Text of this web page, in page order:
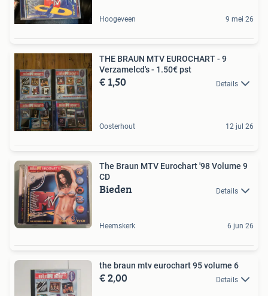
Hoogeveen 9 mei 26
THE BRAUN MTV EUROCHART - 9
Verzamelcd's - 1.50€ pst
€ 1,50 Details
Oosterhout 12 jul 26
The Braun MTV Eurochart '98 Volume 9
CD
Bieden Details
Heemskerk 6 jun 26
the braun mtv eurochart 95 volume 6
€ 2,00 Details